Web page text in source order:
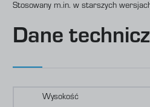
Stosowany m.in. w starszych
Dane
Wysokość